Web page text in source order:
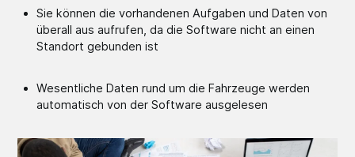
Sie können die vorhandenen Aufgaben und Daten von
überall aus aufrufen, da die Software nicht an einen
Standort gebunden ist
Wesentliche Daten rund um die Fahrzeuge werden
automatisch von der Software ausgelesen